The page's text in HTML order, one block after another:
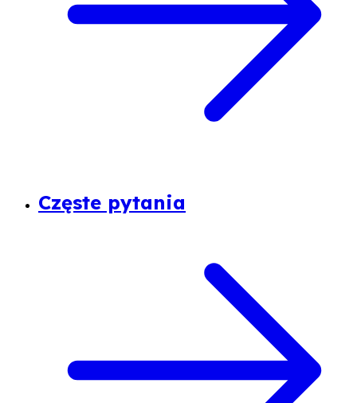
Częste pytania